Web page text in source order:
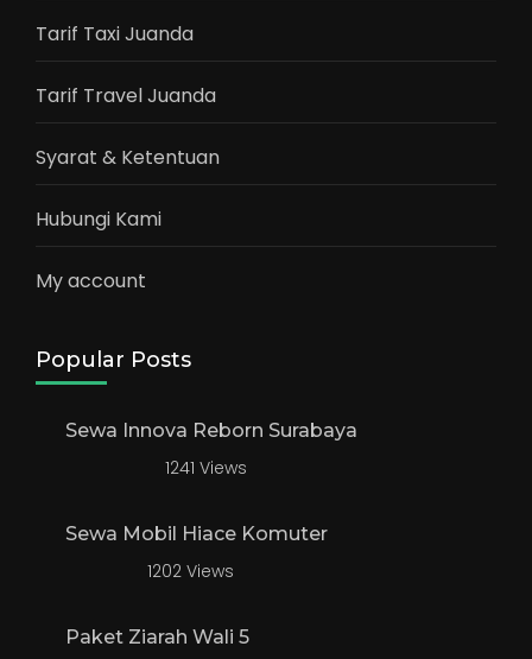
Tarif Taxi Juanda
Tarif Travel Juanda
Syarat & Ketentuan
Hubungi Kami
My account
Popular Posts
Sewa Innova Reborn Surabaya
1241 Views
Sewa Mobil Hiace Komuter
1202 Views
Paket Ziarah Wali 5